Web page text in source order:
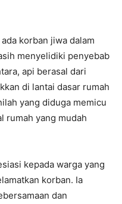
korban jiwa dalam
menyelidiki penyebab
api berasal dari
di lantai dasar rumah
yang diduga memicu
rumah yang mudah
kepada warga yang
korban. Ia
dan